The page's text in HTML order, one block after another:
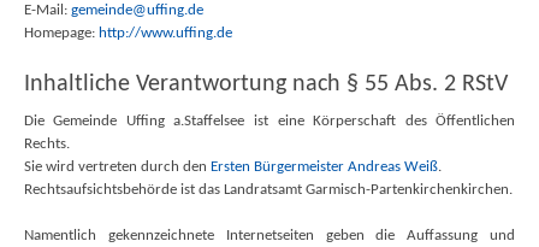
E-Mail: gemeinde@uffing.de
Homepage: http://www.uffing.de
Inhaltliche Verantwortung nach § 55 Abs. 2 RStV
Die Gemeinde Uffing a.Staffelsee ist eine Körperschaft des Öffentlichen
Rechts.
Sie wird vertreten durch den Ersten Bürgermeister Andreas Weiß.
Rechtsaufsichtsbehörde ist das Landratsamt Garmisch-Partenkirchenkirchen.
Namentlich gekennzeichnete Internetseiten geben die Auffassung und